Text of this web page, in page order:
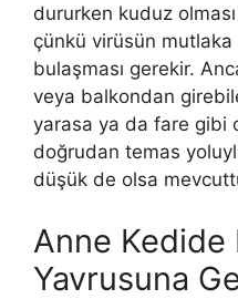
dururken kuduz olması
çünkü virüsün
bulaşması gerekir.
veya balkondan
yarasa ya da fare gibi
doğrudan temas
düşük de olsa
Anne Kedide
Yavrusuna